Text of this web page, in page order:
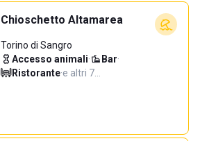
Chioschetto Altamarea
Torino di Sangro
Accesso animali· Bar·
Ristorante·e altri 7…